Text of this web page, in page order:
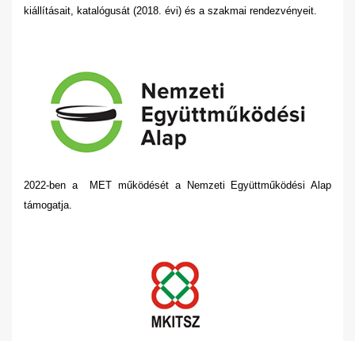
kiállításait, katalógusát (2018. évi) és a szakmai rendezvényeit.
2022-ben a MET működését a Nemzeti Együttműködési Alap
támogatja.